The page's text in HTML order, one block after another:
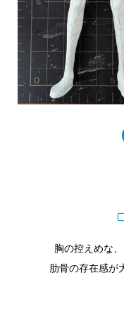
胸の控えめな
肋骨の存在感が